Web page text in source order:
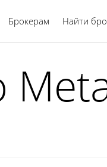
Брокерам Найти